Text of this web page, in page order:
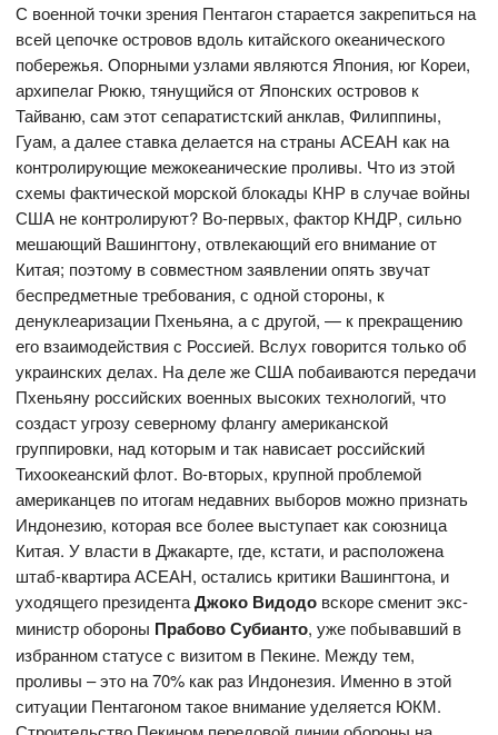
С военной точки зрения Пентагон старается закрепиться на
всей цепочке островов вдоль китайского океанического
побережья. Опорными узлами являются Япония, юг Кореи,
архипелаг Рюкю, тянущийся от Японских островов к
Тайваню, сам этот сепаратистский анклав, Филиппины,
Гуам, а далее ставка делается на страны АСЕАН как на
контролирующие межокеанические проливы. Что из этой
схемы фактической морской блокады КНР в случае войны
США не контролируют? Во-первых, фактор КНДР, сильно
мешающий Вашингтону, отвлекающий его внимание от
Китая; поэтому в совместном заявлении опять звучат
беспредметные требования, с одной стороны, к
денуклеаризации Пхеньяна, а с другой, — к прекращению
его взаимодействия с Россией. Вслух говорится только об
украинских делах. На деле же США побаиваются передачи
Пхеньяну российских военных высоких технологий, что
создаст угрозу северному флангу американской
группировки, над которым и так нависает российский
Тихоокеанский флот. Во-вторых, крупной проблемой
американцев по итогам недавних выборов можно признать
Индонезию, которая все более выступает как союзница
Китая. У власти в Джакарте, где, кстати, и расположена
штаб-квартира АСЕАН, остались критики Вашингтона, и
уходящего президентаДжоко Видодо вскоре сменит экс-
министр обороны Прабово Субианто, уже побывавший в
избранном статусе с визитом в Пекине. Между тем,
проливы – это на 70% как раз Индонезия. Именно в этой
ситуации Пентагоном такое внимание уделяется ЮКМ.